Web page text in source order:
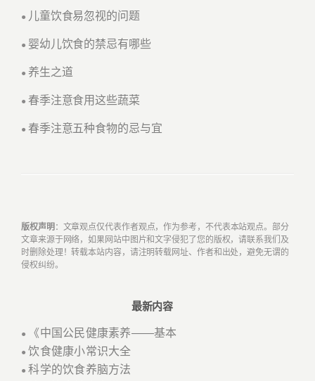
● 儿童饮食易忽视的问题
● 婴幼儿饮食的禁忌有哪些
● 养生之道
● 春季注意食用这些蔬菜
● 春季注意五种食物的忌与宜
版权声明 ：文章观点仅代表作者观点，作为参考，不代表本站观点。部分
文章来源于网络，如果网站中图片和文字侵犯了您的版权，请联系我们及
时删除处理！转载本站内容，请注明转载网址、作者和出处，避免无谓的
侵权纠纷。
最新内容
● 《中国公民健康素养——基本
●饮食健康小常识大全
●科学的饮食养脑方法